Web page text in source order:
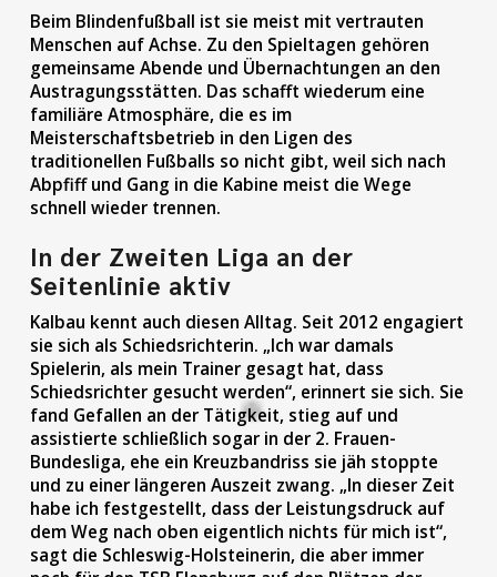
Beim Blindenfußball ist sie meist mit vertrauten
Menschen auf Achse. Zu den Spieltagen gehören
gemeinsame Abende und Übernachtungen an den
Austragungsstätten. Das schafft wiederum eine
familiäre Atmosphäre, die es im
Meisterschaftsbetrieb in den Ligen des
traditionellen Fußballs so nicht gibt, weil sich nach
Abpfiff und Gang in die Kabine meist die Wege
schnell wieder trennen.
In der Zweiten Liga an der
Seitenlinie aktiv
Kalbau kennt auch diesen Alltag. Seit 2012 engagiert
sie sich als Schiedsrichterin. „Ich war damals
Spielerin, als mein Trainer gesagt hat, dass
Schiedsrichter gesucht werden“, erinnert sie sich. Sie
fand Gefallen an der Tätigkeit, stieg auf und
assistierte schließlich sogar in der 2. Frauen-
Bundesliga, ehe ein Kreuzbandriss sie jäh stoppte
und zu einer längeren Auszeit zwang. „In dieser Zeit
habe ich festgestellt, dass der Leistungsdruck auf
dem Weg nach oben eigentlich nichts für mich ist“,
sagt die Schleswig-Holsteinerin, die aber immer